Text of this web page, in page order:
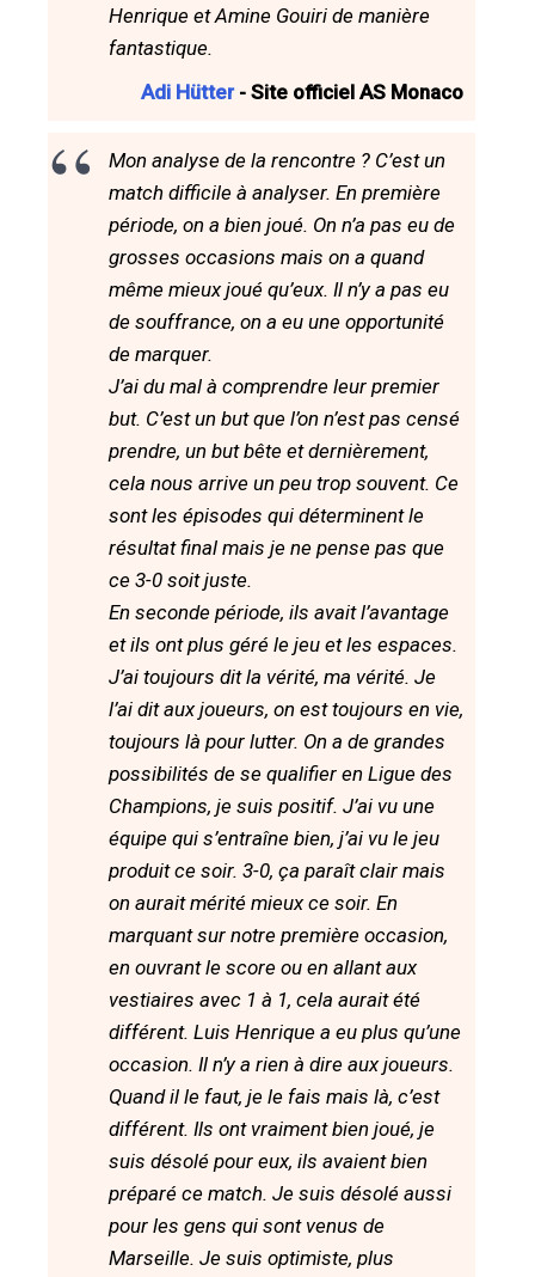
Henrique et Amine Gouiri de manière
fantastique.
Adi Hütter- Site officiel AS Monaco
Mon analyse de la rencontre ? C’est un
match difficile à analyser. En première
période, on a bien joué. On n’a pas eu de
grosses occasions mais on a quand
même mieux joué qu’eux. Il n’y a pas eu
de souffrance, on a eu une opportunité
de marquer.
J’ai du mal à comprendre leur premier
but. C’est un but que l’on n’est pas censé
prendre, un but bête et dernièrement,
cela nous arrive un peu trop souvent. Ce
sont les épisodes qui déterminent le
résultat final mais je ne pense pas que
ce 3-0 soit juste.
En seconde période, ils avait l’avantage
et ils ont plus géré le jeu et les espaces.
J’ai toujours dit la vérité, ma vérité. Je
l’ai dit aux joueurs, on est toujours en vie,
toujours là pour lutter. On a de grandes
possibilités de se qualifier en Ligue des
Champions, je suis positif. J’ai vu une
équipe qui s’entraîne bien, j’ai vu le jeu
produit ce soir. 3-0, ça paraît clair mais
on aurait mérité mieux ce soir. En
marquant sur notre première occasion,
en ouvrant le score ou en allant aux
vestiaires avec 1 à 1, cela aurait été
différent. Luis Henrique a eu plus qu’une
occasion. Il n’y a rien à dire aux joueurs.
Quand il le faut, je le fais mais là, c’est
différent. Ils ont vraiment bien joué, je
suis désolé pour eux, ils avaient bien
préparé ce match. Je suis désolé aussi
pour les gens qui sont venus de
Marseille. Je suis optimiste, plus